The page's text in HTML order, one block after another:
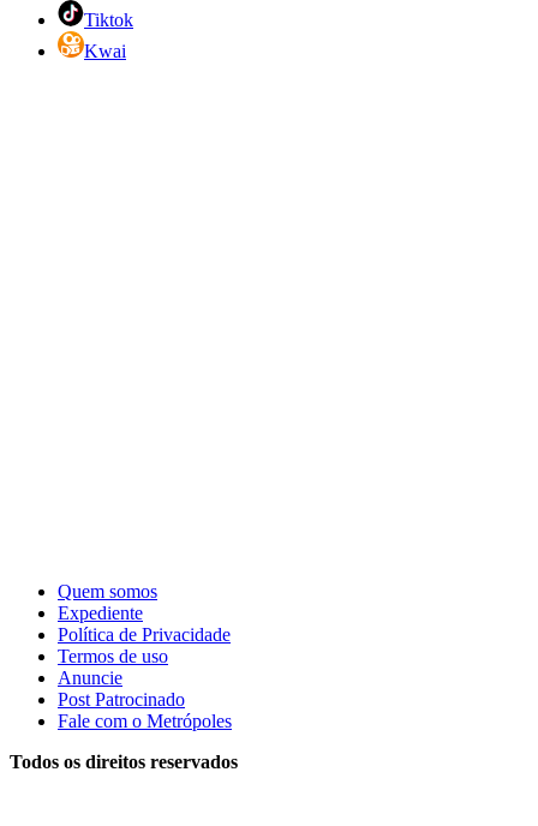
Tiktok
Kwai
Quem somos
Expediente
Política de Privacidade
Termos de uso
Anuncie
Post Patrocinado
Fale com o Metrópoles
Todos os direitos reservados